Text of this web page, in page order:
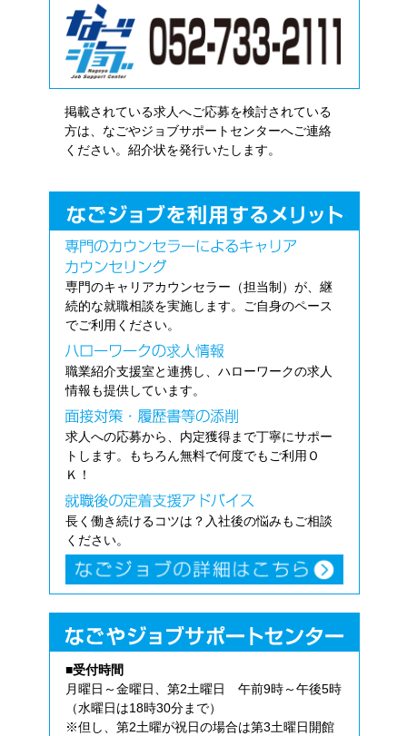
掲載されている求人へご応募を検討されている
方は、なごやジョブサポートセンターへご連絡
ください。紹介状を発行いたします。
専門のキャリアカウンセラー（担当制）が、継
続的な就職相談を実施します。ご自身のペース
でご利用ください。
職業紹介支援室と連携し、ハローワークの求人
情報も提供しています。
求人への応募から、内定獲得まで丁寧にサポー
トします。もちろん無料で何度でもご利用Ｏ
Ｋ！
長く働き続けるコツは？入社後の悩みもご相談
ください。
■受付時間
月曜日～金曜日、第2土曜日 午前9時～午後5時
（水曜日は18時30分まで）
※但し、第2土曜が祝日の場合は第3土曜日開館